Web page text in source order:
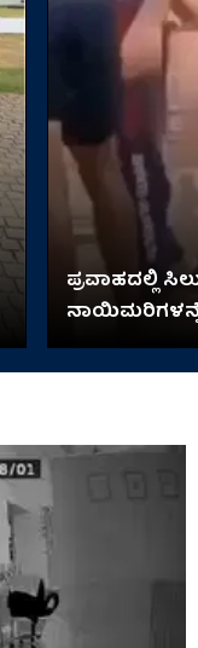
ಪ್ರವಾಹದಲ್ಲಿ
ಬಾಲಕಿ!